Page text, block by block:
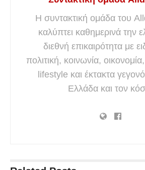
Η συντακτική ομάδα του
καλύπτει καθημερινά την
διεθνή επικαιρότητα με
πολιτική, κοινωνία,
lifestyle και έκτακτα
Ελλάδα και τον